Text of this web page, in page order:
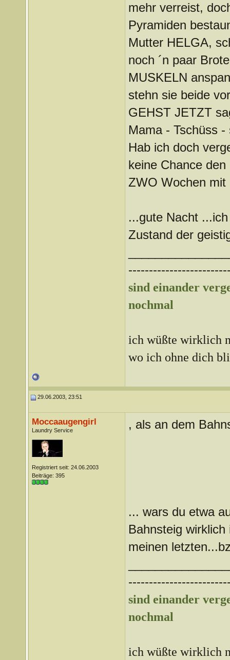
mehr verreist,
Pyramiden
Mutter HELGA,
noch ´n paar
MUSKELN
stehn sie beide
GEHST JETZT
Mama - Tschüss
Hab ich doch
keine Chance
ZWO Wochen mit
...gute Nacht
Zustand der
sind einander
nochmal
ich wüßte wirklich
wo ich ohne dich
29.06.2003, 23:51
Moccaaugengirl
Laundry Service
Registriert seit: 24.06.2003
Beiträge: 395
, als an dem
... wars du etwa
Bahnsteig
meinen
sind einander
nochmal
ich wüßte wirklich